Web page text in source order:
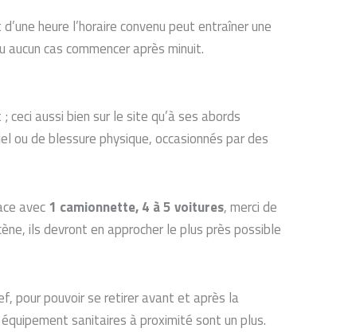
heure l’horaire convenu peut entraîner une
cas commencer après minuit.
aussi bien sur le site qu’à ses abords
ou de blessure physique, occasionnés par des
avec1 camionnette, 4 à 5 voitures, merci de
ils devront en approcher le plus près possible
pour pouvoir se retirer avant et après la
sanitaires à proximité sont un plus.